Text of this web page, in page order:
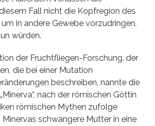
Fall nicht die Kopfregion des
in andere Gewebe vorzudringen,
würden.
der Fruchtfliegen-Forschung, der
die bei einer Mutation
beschreiben, nannte die
nach der römischen Göttin
römischen Mythen zufolge
schwangere Mutter in eine